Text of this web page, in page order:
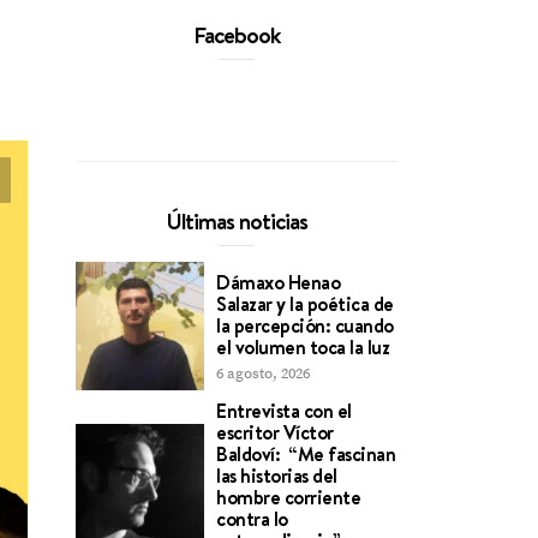
Facebook
Últimas noticias
Dámaxo Henao
Salazar y la poética de
la percepción: cuando
el volumen toca la luz
6 agosto, 2026
Entrevista con el
escritor Víctor
Baldoví: “Me fascinan
las historias del
hombre corriente
contra lo